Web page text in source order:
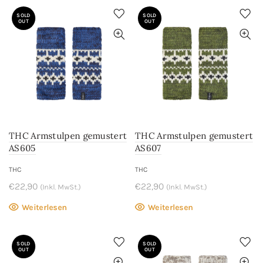
SOLD
OUT
THC Armstulpen gemustert
AS605
THC
€22,90 (Inkl. MwSt.)
Weiterlesen
SOLD
OUT
THC Armstulpen gemustert
AS607
THC
€22,90 (Inkl. MwSt.)
Weiterlesen
SOLD
OUT
SOLD
OUT